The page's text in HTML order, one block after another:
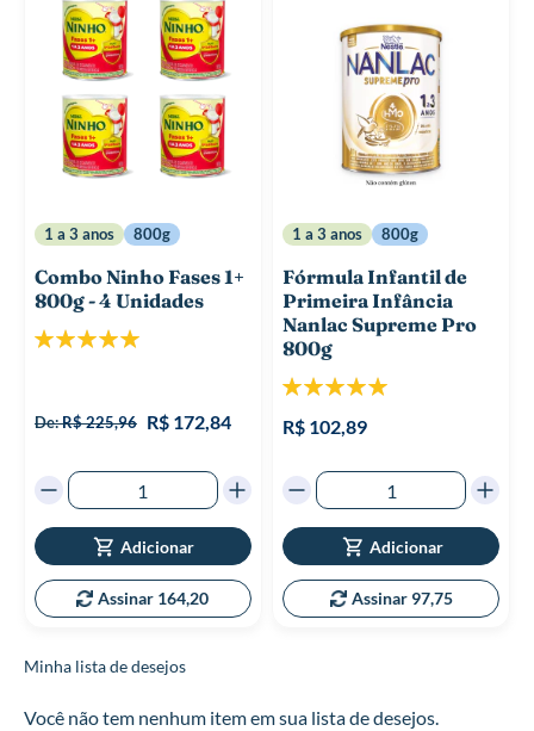
1 a 3 anos 800g
Combo Ninho Fases 1+
800g - 4 Unidades
Classificação:
De:R$ 225,96 R$ 172,84
Adicionar
Assinar 164,20
1 a 3 anos 800g
Fórmula Infantil de
Primeira Infância
Nanlac Supreme Pro
800g
Classificação:
R$ 102,89
Adicionar
Assinar 97,75
Minha lista de desejos
Você não tem nenhum item em sua lista de desejos.